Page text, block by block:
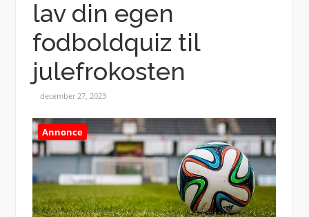
lav din egen
fodboldquiz til
julefrokosten
december 27, 2023
Annonce